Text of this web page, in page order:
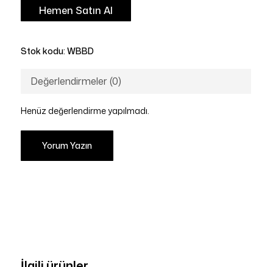
Hemen Satın Al
Stok kodu: WBBD
Değerlendirmeler (0)
Henüz değerlendirme yapılmadı.
Yorum Yazın